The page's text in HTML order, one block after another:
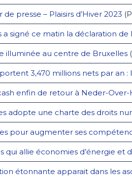
de presse – Plaisirs d’Hiver 2023
a signé ce matin la déclaration de
illuminée au centre de Bruxelles
3,470 millions nets par an
enfin de retour à Neder-
adopte une charte des droits
pour augmenter ses
qui allie économies d’énergie et
étonnante apparait dans les